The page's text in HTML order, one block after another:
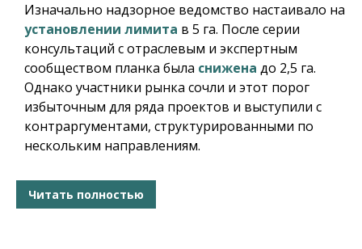
Изначально надзорное ведомство настаивало на
установлении лимита в 5 га. После серии
консультаций с отраслевым и экспертным
сообществом планка была снижена до 2,5 га.
Однако участники рынка сочли и этот порог
избыточным для ряда проектов и выступили с
контраргументами, структурированными по
нескольким направлениям.
Читать полностью